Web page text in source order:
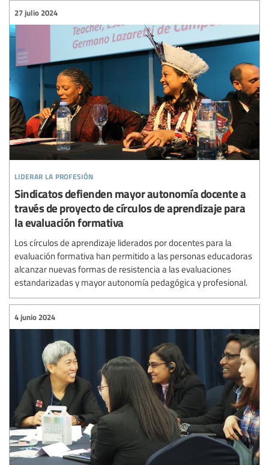
liderar la profesión
27 julio 2024
Sindicatos defienden mayor autonomía docente a
través de proyecto de círculos de aprendizaje para
la evaluación formativa
Los círculos de aprendizaje liderados por docentes para la
evaluación formativa han permitido a las personas educadoras
alcanzar nuevas formas de resistencia a las evaluaciones
estandarizadas y mayor autonomía pedagógica y profesional.
4 junio 2024